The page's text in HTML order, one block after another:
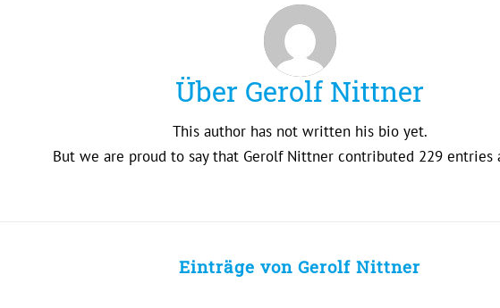
Über Gerolf Nittner
This author has not written his bio yet.
But we are proud to say that Gerolf Nittnercontributed 229 entries
Einträge von Gerolf Nittner